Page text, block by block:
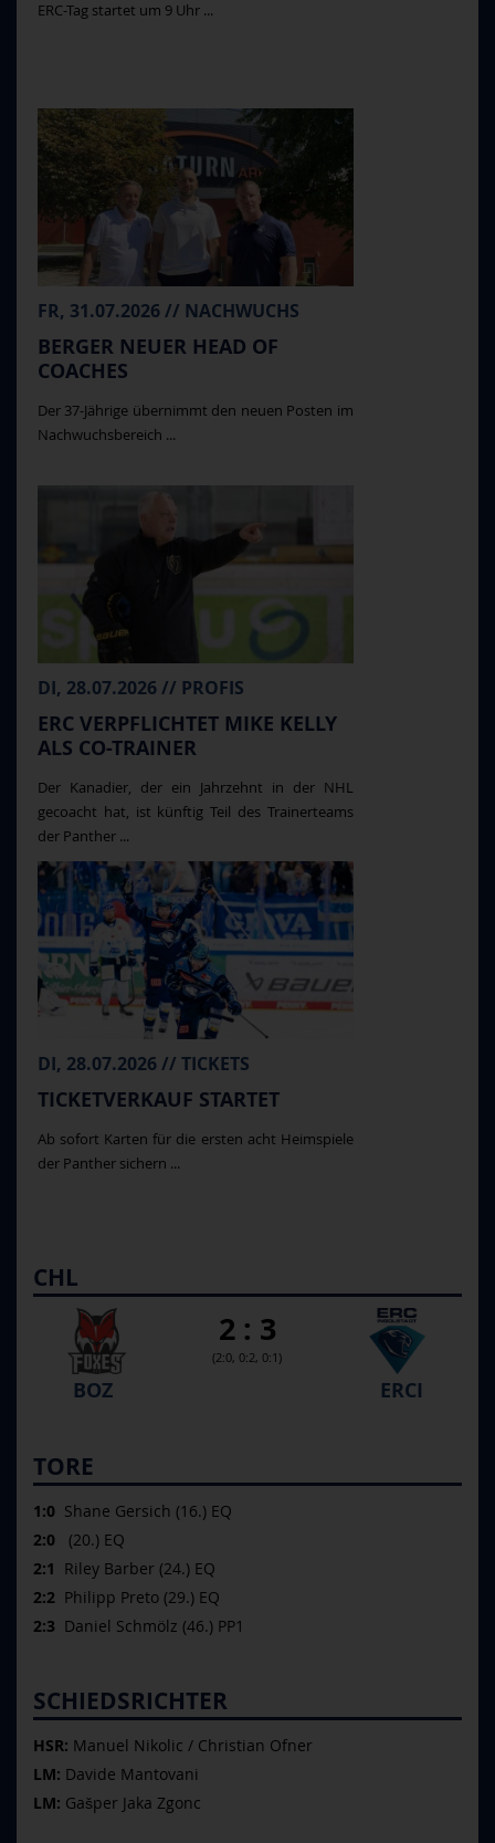
ERC-Tag startet um 9 Uhr ...
FR, 31.07.2026 // NACHWUCHS
BERGER NEUER HEAD OF
COACHES
Der 37-Jährige übernimmt den neuen Posten im
Nachwuchsbereich ...
DI, 28.07.2026 // PROFIS
ERC VERPFLICHTET MIKE KELLY
ALS CO-TRAINER
Der Kanadier, der ein Jahrzehnt in der NHL
gecoacht hat, ist künftig Teil des Trainerteams
der Panther ...
DI, 28.07.2026 // TICKETS
TICKETVERKAUF STARTET
Ab sofort Karten für die ersten acht Heimspiele
der Panther sichern ...
CHL
2 : 3
(2:0, 0:2, 0:1)
BOZ ERCI
TORE
1:0 Shane Gersich (16.) EQ
2:0 (20.) EQ
2:1 Riley Barber (24.) EQ
2:2 Philipp Preto (29.) EQ
2:3 Daniel Schmölz (46.) PP1
SCHIEDSRICHTER
HSR: Manuel Nikolic / Christian Ofner
LM: Davide Mantovani
LM: Gašper Jaka Zgonc